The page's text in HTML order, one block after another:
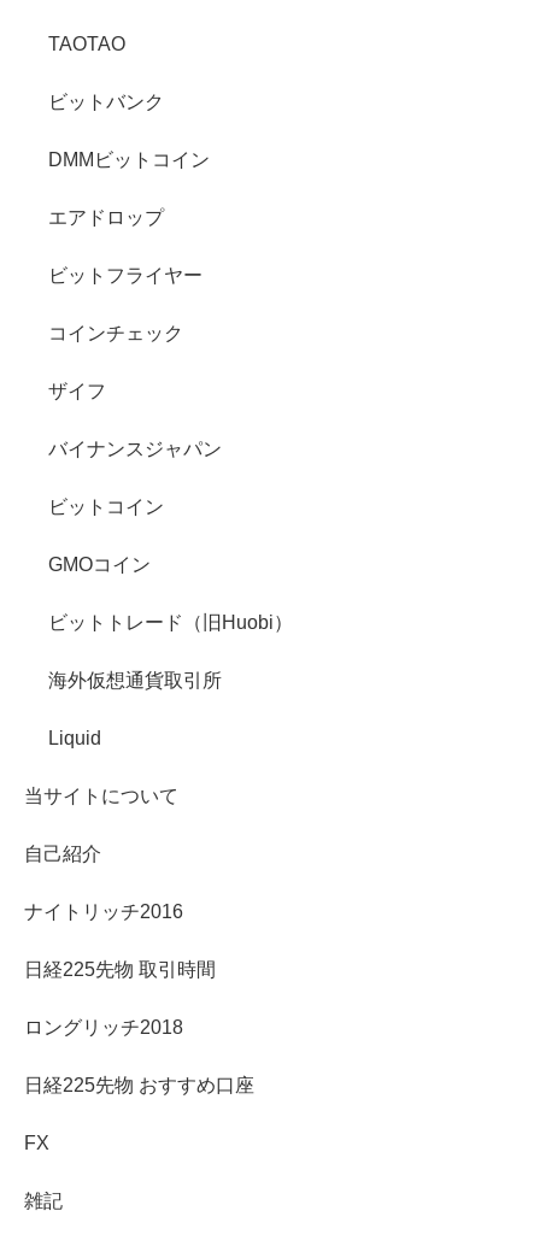
TAOTAO
ビットバンク
DMMビットコイン
エアドロップ
ビットフライヤー
コインチェック
ザイフ
バイナンスジャパン
ビットコイン
GMOコイン
ビットトレード（旧Huobi）
海外仮想通貨取引所
Liquid
当サイトについて
自己紹介
ナイトリッチ2016
日経225先物 取引時間
ロングリッチ2018
日経225先物 おすすめ口座
FX
雑記